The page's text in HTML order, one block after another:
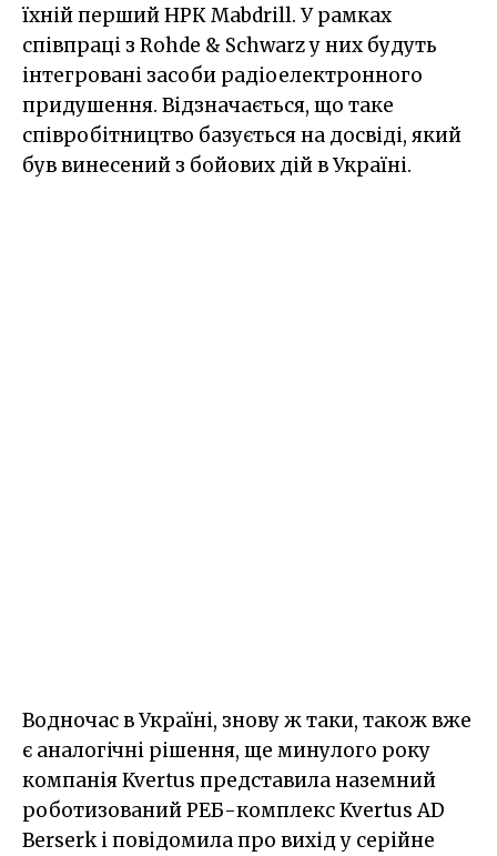
їхній перший НРК Mabdrill. У рамках
співпраці з Rohde & Schwarz у них будуть
інтегровані засоби радіоелектронного
придушення. Відзначається, що таке
співробітництво базується на досвіді, який
був винесений з бойових дій в Україні.
Водночас в Україні, знову ж таки, також вже
є аналогічні рішення, ще минулого року
компанія Kvertus представила наземний
роботизований РЕБ-комплекс Kvertus AD
Berserk і повідомила про вихід у серійне